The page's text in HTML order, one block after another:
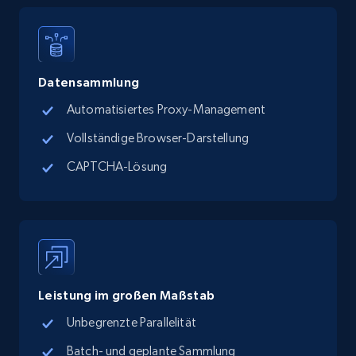
more.
13.2K+ 1.7K+
Google Maps full information - discover
more.
Datensammlung
Automatisiertes Proxy-Management
Vollständige Browser-Darstellung
CAPTCHA-Lösung
Leistung im großen Maßstab
Unbegrenzte Parallelität
Batch- und geplante Sammlung